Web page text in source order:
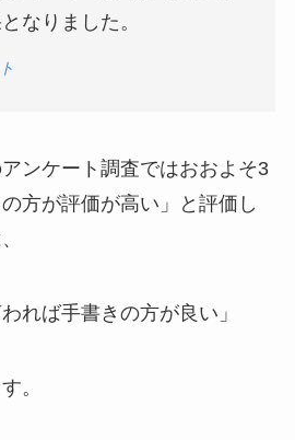
なりました。
ンケート調査ではおおよそ3
方が評価が高い」と評価し
れば手書きの方が良い」
。